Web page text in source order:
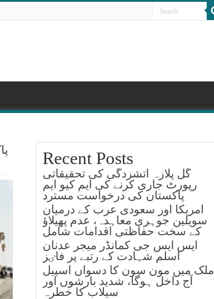
Recent Posts
گل پلازہ آتشزدگی کی تحقیقاتی
رپورٹ جاری کرنے کی ایم کیو ایم
پاکستان کی درخواست مسترد
امریکا اور سعودی عرب کے درمیان
سویلین جوہری معاہدہ، عدم پھیلاؤ
کے سخت حفاظتی اقدامات شامل
ایس ایس جی کمانڈر میجر عدنان
اسلم شہادت کے رتبے پر فاٸز
ملک میں مون سون کا دسواں اسپیل
آج داخل ہوگا، شدید بارشوں اور
سیلاب کا خطرہ